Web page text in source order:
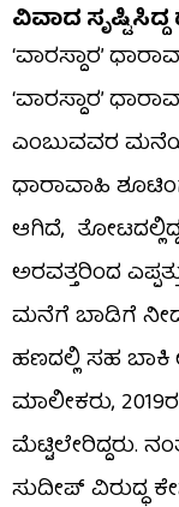
ವಿವಾದ
‘ವಾರಸ್ದಾರ’
‘ವಾರಸ್ದಾರ’
ಎಂಬುವವರ
ಧಾರಾವಾಹಿ
ಆಗಿದೆ,
ಅರವತ್ತರಿಂದ
ಮನೆಗೆ ಬಾಡಿಗೆ
ಹಣದಲ್ಲಿ ಸಹ
ಮಾಲೀಕರು,
ಮೆಟ್ಟಿಲೇರಿದ್ದರು.
ಸುದೀಪ್ ವಿರುದ್ಧ